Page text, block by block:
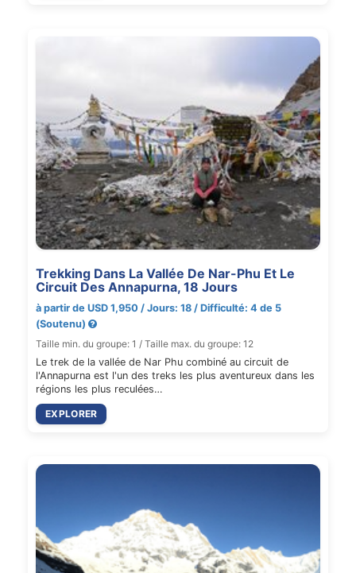
Trekking Dans La Vallée De Nar-Phu Et Le
Circuit Des Annapurna, 18 Jours
à partir de USD 1,950 / Jours: 18 / Difficulté: 4 de 5
(Soutenu)
Taille min. du groupe: 1 / Taille max. du groupe: 12
Le trek de la vallée de Nar Phu combiné au circuit de
l'Annapurna est l'un des treks les plus aventureux dans les
régions les plus reculées…
EXPLORER